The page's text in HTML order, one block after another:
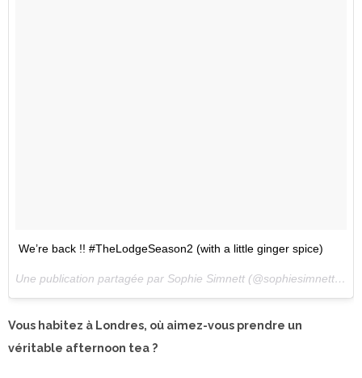
We’re back !! #TheLodgeSeason2 (with a little ginger spice)
Une publication partagée par Sophie Simnett (@sophiesimnett) le
Vous habitez à Londres, où aimez-vous prendre un
véritable afternoon tea ?